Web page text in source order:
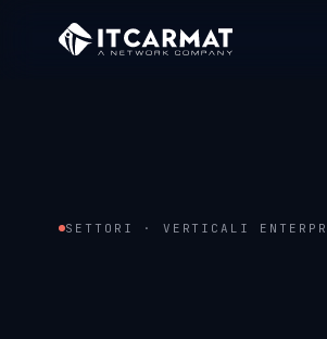
SETTORI · VERTICALI